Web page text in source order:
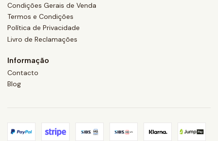
Condições Gerais de Venda
Termos e Condições
Política de Privacidade
Livro de Reclamações
Informação
Contacto
Blog